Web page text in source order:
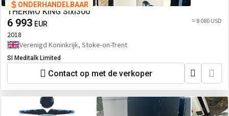
ONDERHANDELBAAR
THERMO KING Slxi300
6 993 EUR ≈ 8 080 USD
2018
Verenigd Koninkrijk, Stoke-on-Trent
SI Meditalk Limited
Contact op met de verkoper